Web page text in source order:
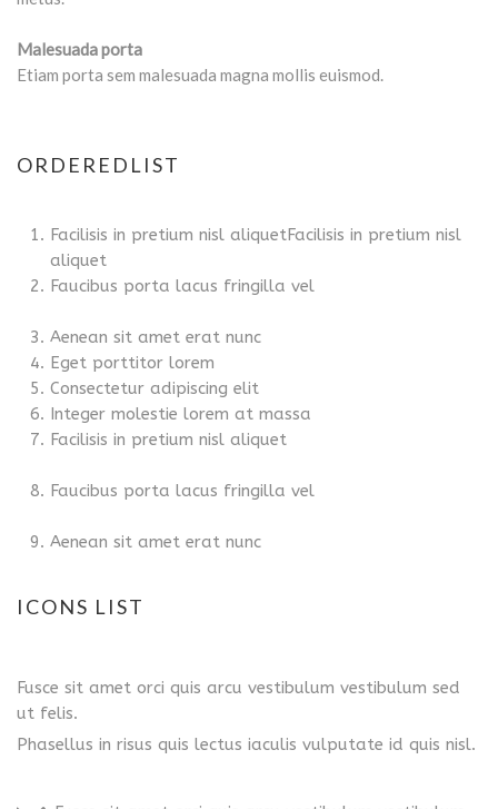
Malesuada porta
Etiam porta sem malesuada magna mollis euismod.
ORDEREDLIST
Facilisis in pretium nisl aliquetFacilisis in pretium nisl
aliquet
Faucibus porta lacus fringilla vel
Aenean sit amet erat nunc
Eget porttitor lorem
Consectetur adipiscing elit
Integer molestie lorem at massa
Facilisis in pretium nisl aliquet
Faucibus porta lacus fringilla vel
Aenean sit amet erat nunc
ICONS LIST
Fusce sit amet orci quis arcu vestibulum vestibulum sed
ut felis.
Phasellus in risus quis lectus iaculis vulputate id quis nisl.